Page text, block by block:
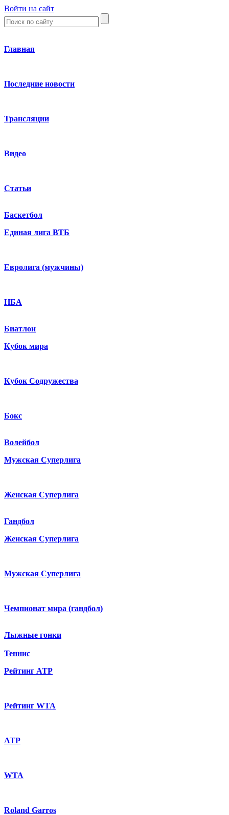
Войти на сайт
Главная
Последние новости
Трансляции
Видео
Статьи
Баскетбол
Единая лига ВТБ
Евролига (мужчины)
НБА
Биатлон
Кубок мира
Кубок Содружества
Бокс
Волейбол
Мужская Суперлига
Женская Суперлига
Гандбол
Женская Суперлига
Мужская Суперлига
Чемпионат мира (гандбол)
Лыжные гонки
Теннис
Рейтинг ATP
Рейтинг WTA
ATP
WTA
Roland Garros